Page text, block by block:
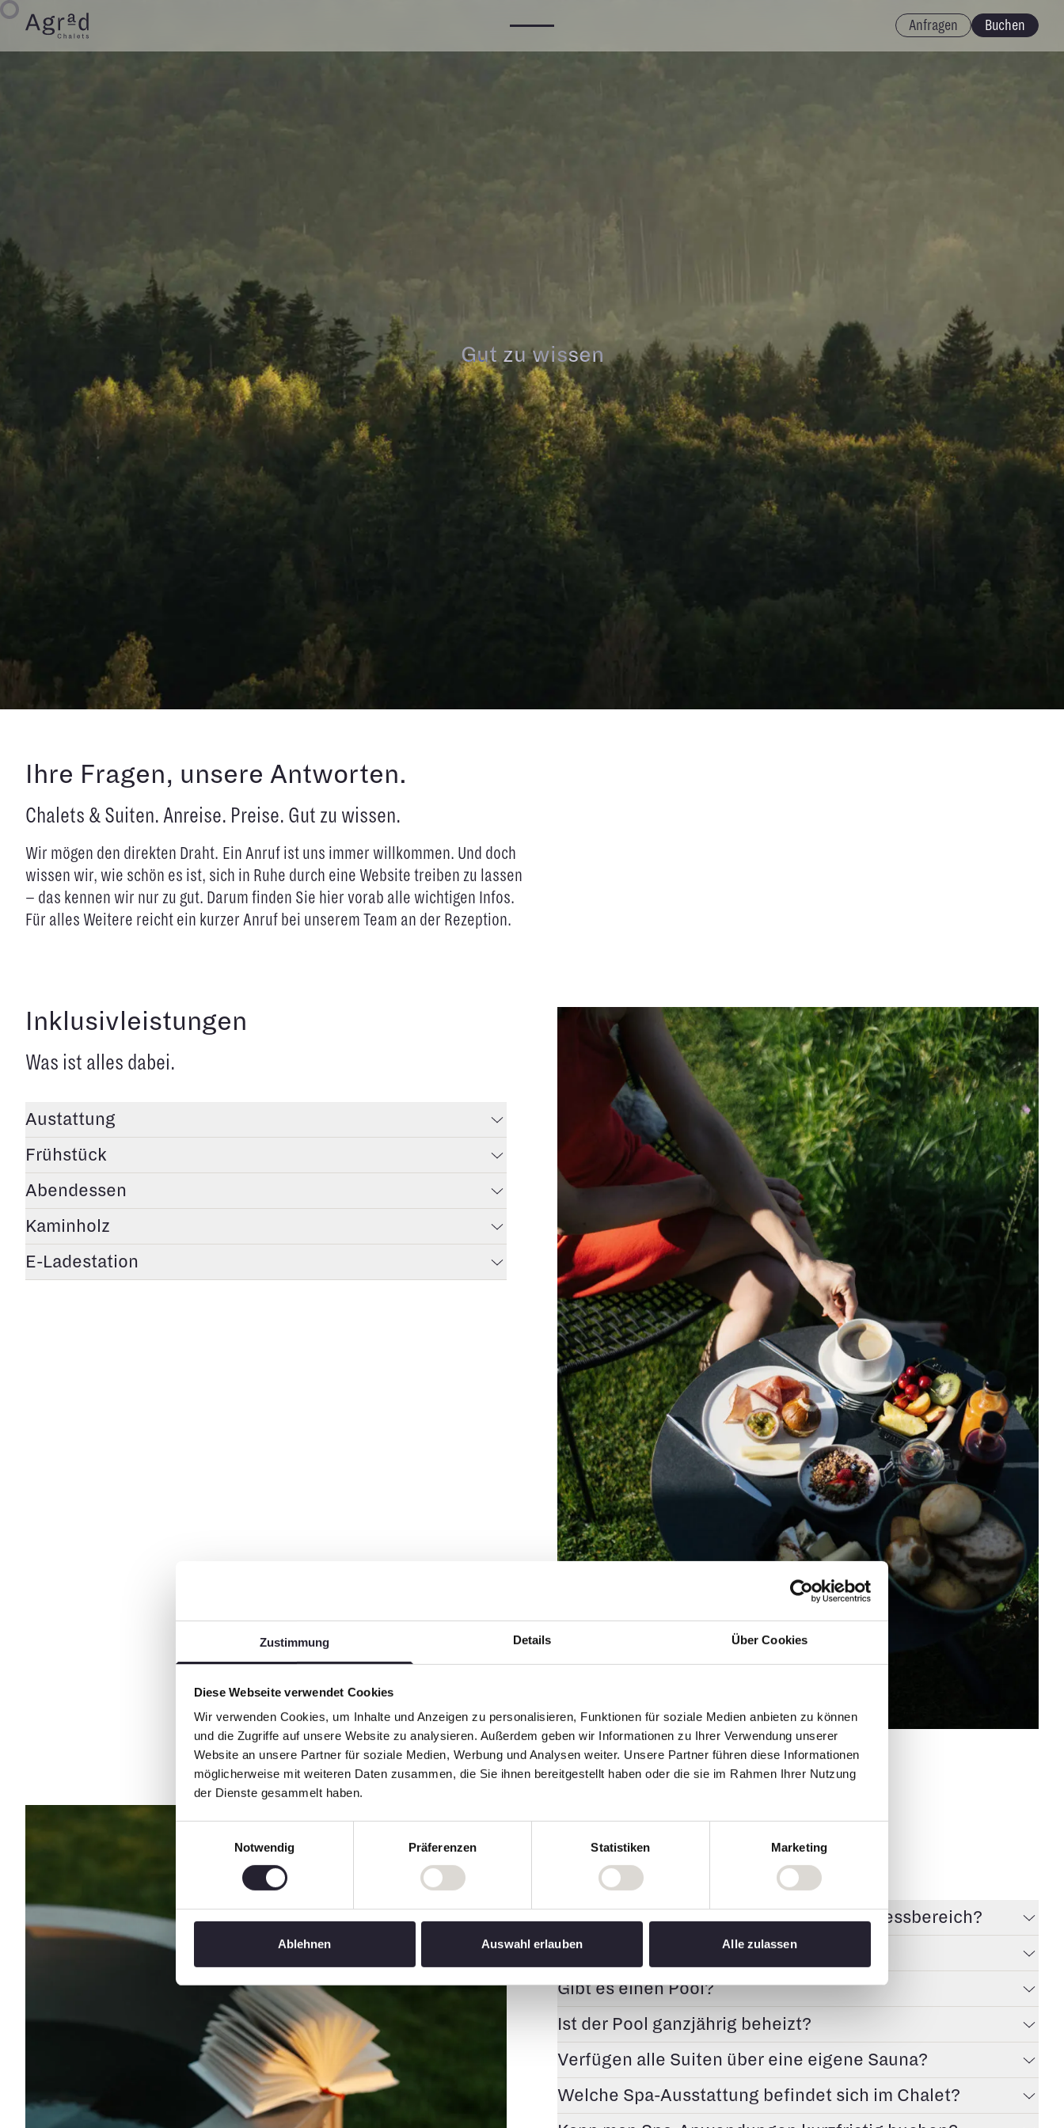
Zustimmung Details Über Cookies
Diese Webseite verwendet Cookies
Wir verwenden Cookies, um Inhalte und Anzeigen zu personalisieren, Funktionen für soziale Medien anbieten zu können
und die Zugriffe auf unsere Website zu analysieren. Außerdem geben wir Informationen zu Ihrer Verwendung unserer
Website an unsere Partner für soziale Medien, Werbung und Analysen weiter. Unsere Partner führen diese Informationen
möglicherweise mit weiteren Daten zusammen, die Sie ihnen bereitgestellt haben oder die sie im Rahmen Ihrer Nutzung
der Dienste gesammelt haben.
Notwendig
Präferenzen Statistiken Marketing
Ablehnen Auswahl erlauben Alle zulassen
Anfragen Buchen
Gut zu wissen
Ihre Fragen, unsere Antworten.
Chalets & Suiten. Anreise. Preise. Gut zu wissen.
Wir mögen den direkten Draht. Ein Anruf ist uns immer willkommen. Und doch
wissen wir, wie schön es ist, sich in Ruhe durch eine Website treiben zu lassen
– das kennen wir nur zu gut. Darum finden Sie hier vorab alle wichtigen Infos.
Für alles Weitere reicht ein kurzer Anruf bei unserem Team an der Rezeption.
Inklusivleistungen
Was ist alles dabei.
Austattung
Frühstück
Abendessen
Kaminholz
E-Ladestation
Spa & Wellness
Rundum wohlfühlen.
Verfügt das Chaletdorf über einen Wellnessbereich?
Gibt es Massage & Spa-Angebote?
Gibt es einen Pool?
Ist der Pool ganzjährig beheizt?
Verfügen alle Suiten über eine eigene Sauna?
Welche Spa-Ausstattung befindet sich im Chalet?